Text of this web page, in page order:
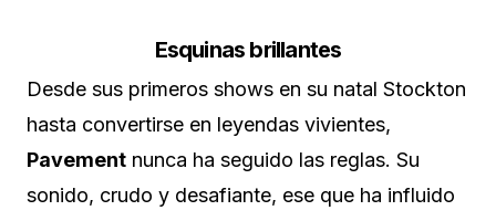
Esquinas brillantes
Desde sus primeros shows en su natal Stockton
hasta convertirse en leyendas vivientes,
Pavement nunca ha seguido las reglas. Su
sonido, crudo y desafiante, ese que ha influido